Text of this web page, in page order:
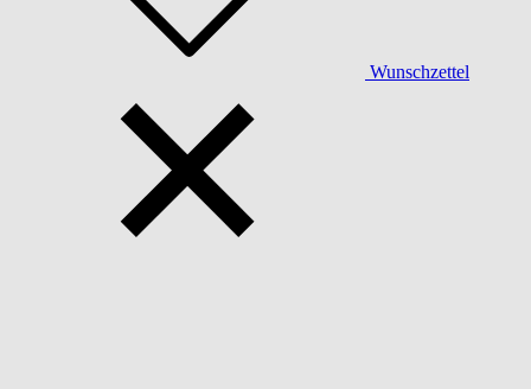
Wunschzettel